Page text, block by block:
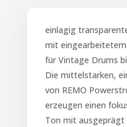
einlagig
mit
für Vintage Drums
Die mittelstarken,
von REMO
erzeugen einen
Ton mit